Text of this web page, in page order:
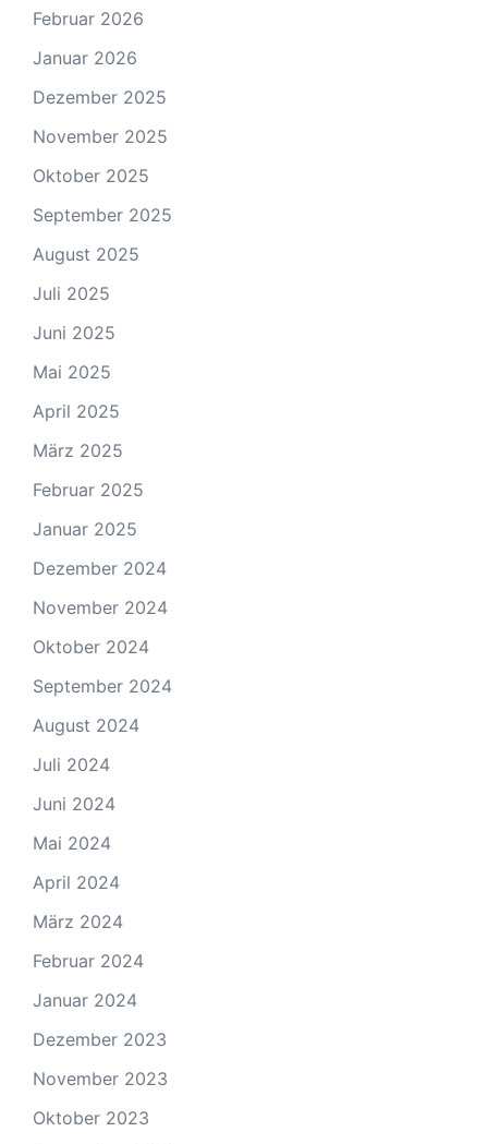
Februar 2026
Januar 2026
Dezember 2025
November 2025
Oktober 2025
September 2025
August 2025
Juli 2025
Juni 2025
Mai 2025
April 2025
März 2025
Februar 2025
Januar 2025
Dezember 2024
November 2024
Oktober 2024
September 2024
August 2024
Juli 2024
Juni 2024
Mai 2024
April 2024
März 2024
Februar 2024
Januar 2024
Dezember 2023
November 2023
Oktober 2023